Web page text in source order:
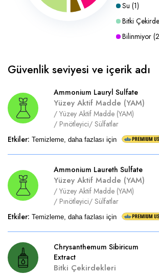
Su (1)
Bitki
Bilinmiyor(2
Güvenlik seviyesi ve içerik adı
Ammonium Lauryl Sulfate
Yüzey Aktif Madde (YAM)
/ Yüzey Aktif Madde (YAM)
/ Pınötleyici/ Sülfatlar
Etkiler: Temizleme, daha fazlası için
Ammonium Laureth Sulfate
Yüzey Aktif Madde (YAM)
/ Yüzey Aktif Madde (YAM)
/ Pınötleyici/ Sülfatlar
Etkiler: Temizleme, daha fazlası için
Chrysanthemum Sibiricum
Extract
Bitki Çekirdekleri